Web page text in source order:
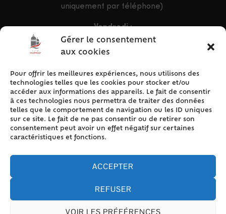
Gérer le consentement
aux cookies
Pour offrir les meilleures expériences, nous utilisons des
technologies telles que les cookies pour stocker et/ou
accéder aux informations des appareils. Le fait de consentir
à ces technologies nous permettra de traiter des données
telles que le comportement de navigation ou les ID uniques
sur ce site. Le fait de ne pas consentir ou de retirer son
consentement peut avoir un effet négatif sur certaines
caractéristiques et fonctions.
ACCEPTER
REFUSER
VOIR LES PRÉFÉRENCES
uniquement par téléphone)
Vendredi :
9h – 12h & 13h30 – 16h30
ACCÈS RAPIDE
Accueil
Contact
Plan du site
Mentions légales
Politique de cookies (UE)